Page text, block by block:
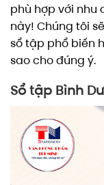
phù hợp với nhu
này! Chúng tôi
sổ tập phổ biến
sao cho đúng ý.
Sổ tập Bình